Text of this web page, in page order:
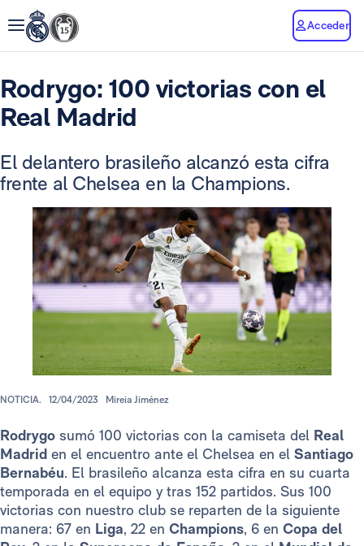
Acceder
Rodrygo: 100 victorias con el
Real Madrid
El delantero brasileño alcanzó esta cifra
frente al Chelsea en la Champions.
NOTICIA. 12/04/2023 Mireia Jiménez
Rodrygo sumó 100 victorias con la camiseta del Real
Madrid en el encuentro ante el Chelsea en el Santiago
Bernabéu. El brasileño alcanza esta cifra en su cuarta
temporada en el equipo y tras 152 partidos. Sus 100
victorias con nuestro club se reparten de la siguiente
manera: 67 en Liga, 22 en Champions, 6 en Copa del